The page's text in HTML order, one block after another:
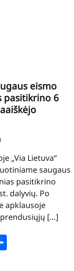
eismo
pasitikrino 6
„Via Lietuva“
saugaus
pasitikrino
dalyvių. Po
apklausoje
[…]
Share